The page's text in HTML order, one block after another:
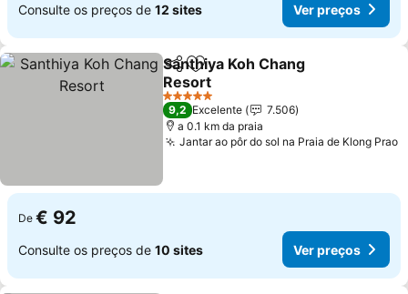
Consulte os preços de 12 sites Ver preços
PartilharAdicionar aos favoritos
Santhiya Koh Chang
Resort
5 Estrelas
9,2 Excelente
7.506
a 0.1 km da praia
Jantar ao pôr do sol na Praia de Klong Prao
De € 92
Consulte os preços de 10 sites Ver preços